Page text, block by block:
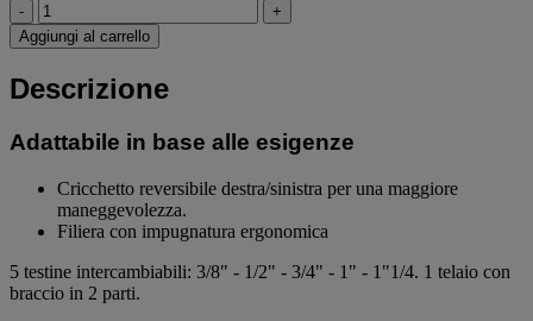
-
+
Aggiungi al carrello
Descrizione
Adattabile in base alle esigenze
Cricchetto reversibile destra/sinistra per una maggiore
maneggevolezza.
Filiera con impugnatura ergonomica
5 testine intercambiabili: 3/8" - 1/2" - 3/4" - 1" - 1"1/4. 1 telaio con
braccio in 2 parti.